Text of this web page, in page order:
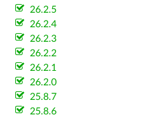
26.2.5
26.2.4
26.2.3
26.2.2
26.2.1
26.2.0
25.8.7
25.8.6